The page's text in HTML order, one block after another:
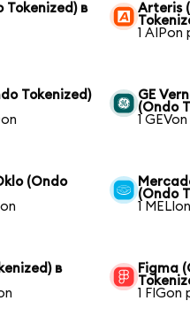
в
Arteris
1 AIPon
Tokenized)
GE
(Ondo
1
(Ondo
(Ondo
1
в
Figma
1 FIGon